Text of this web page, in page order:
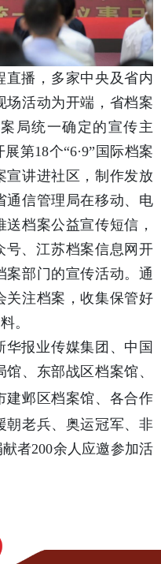
直播，多家中央及省内
场活动为开端，省档案
局统一确定的宣传主
第18个“6·9”国际档案
宣讲进社区，制作发放
通信管理局在移动、电
档案公益宣传短信，
号、江苏档案信息网开
案部门的宣传活动。通
关注档案，收集保管好
。
报业传媒集团、中国
、东部战区档案馆、
建邺区档案馆、各合作
朝老兵、奥运冠军、非
者200余人应邀参加活